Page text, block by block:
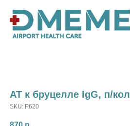
АТ к бруцелле IgG, п/кол
SKU: P620